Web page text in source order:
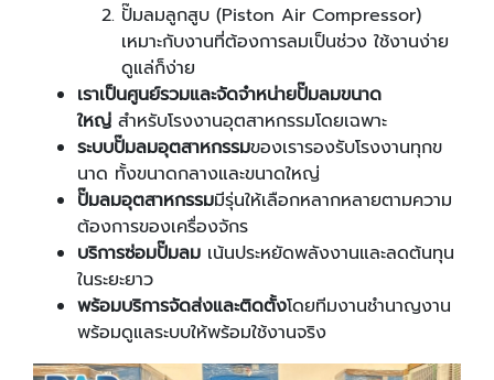
ปั๊มลมลูกสูบ (Piston Air Compressor)
เหมาะกับงานที่ต้องการลมเป็นช่วง ใช้งานง่าย
ดูแล่ก็ง่าย
เราเป็นศูนย์รวมและจัดจำหน่ายปั๊มลมขนาด
ใหญ่ สำหรับโรงงานอุตสาหกรรมโดยเฉพาะ
ระบบปั๊มลมอุตสาหกรรมของเรารองรับโรงงานทุกข
นาด ทั้งขนาดกลางและขนาดใหญ่
ปั๊มลมอุตสาหกรรมมีรุ่นให้เลือกหลากหลายตามความ
ต้องการของเครื่องจักร
บริการซ่อมปั๊มลม เน้นประหยัดพลังงานและลดต้นทุน
ในระยะยาว
พร้อมบริการจัดส่งและติดตั้งโดยทีมงานชำนาญงาน
พร้อมดูแลระบบให้พร้อมใช้งานจริง